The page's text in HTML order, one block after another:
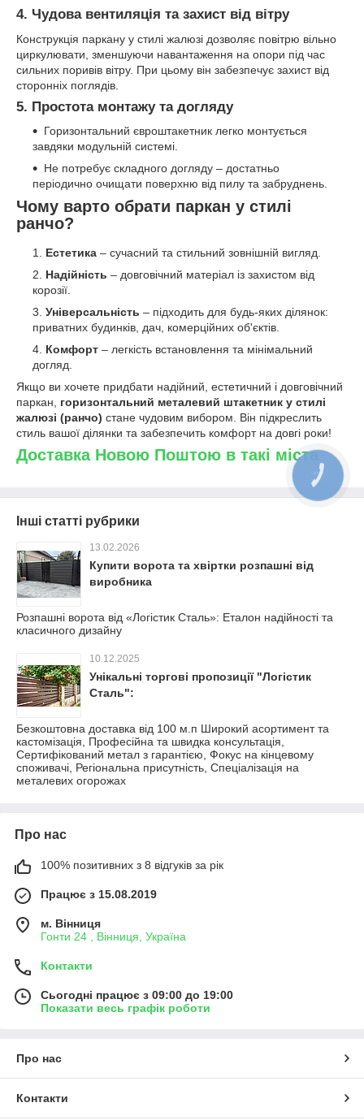
4. Чудова вентиляція та захист від вітру
Конструкція паркану у стилі жалюзі дозволяє повітрю вільно
циркулювати, зменшуючи навантаження на опори під час
сильних поривів вітру. При цьому він забезпечує захист від
сторонніх поглядів.
5. Простота монтажу та догляду
Горизонтальний євроштакетник легко монтується
завдяки модульній системі.
Не потребує складного догляду – достатньо
періодично очищати поверхню від пилу та забруднень.
Чому варто обрати паркан у стилі
ранчо?
Естетика – сучасний та стильний зовнішній вигляд.
Надійність – довговічний матеріал із захистом від
корозії.
Універсальність – підходить для будь-яких ділянок:
приватних будинків, дач, комерційних об'єктів.
Комфорт – легкість встановлення та мінімальний
догляд.
Якщо ви хочете придбати надійний, естетичний і довговічний
паркан, горизонтальний металевий штакетник у стилі
жалюзі (ранчо) стане чудовим вибором. Він підкреслить
стиль вашої ділянки та забезпечить комфорт на довгі роки!
Доставка Новою Поштою в такі міста
Інші статті рубрики
13.02.2026
Купити ворота та хвіртки розпашні від
виробника
Розпашні ворота від «Логістик Сталь»: Еталон надійності та
класичного дизайну
10.12.2025
Унікальні торгові пропозиції "Логістик
Сталь":
Безкоштовна доставка від 100 м.п Широкий асортимент та
кастомізація, Професійна та швидка консультація,
Сертифікований метал з гарантією, Фокус на кінцевому
споживачі, Регіональна присутність, Спеціалізація на
металевих огорожах
Про нас
100% позитивних з 8 відгуків за рік
Працює з 15.08.2019
м. Вінниця
Гонти 24 , Вінниця, Україна
Контакти
Сьогодні працює з 09:00 до 19:00
Показати весь графік роботи
Про нас
Контакти